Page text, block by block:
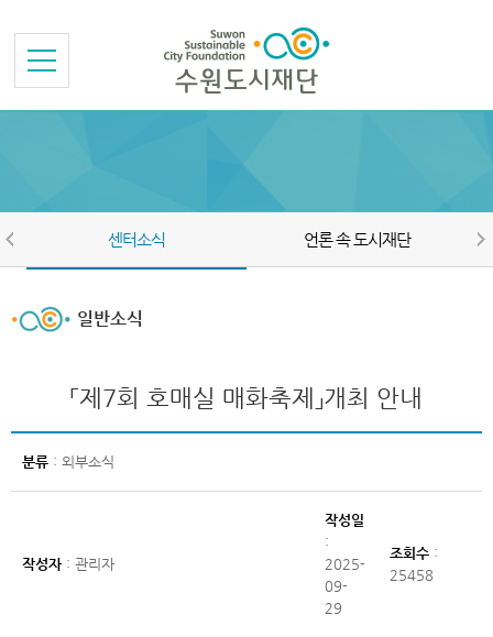
센터소식 언론 속 도시재단
일반소식
「제7회 호매실 매화축제」개최 안내
분류 : 외부소식
작성자: 관리자
작성일
:
2025-
09-
29
조회수 :
25458